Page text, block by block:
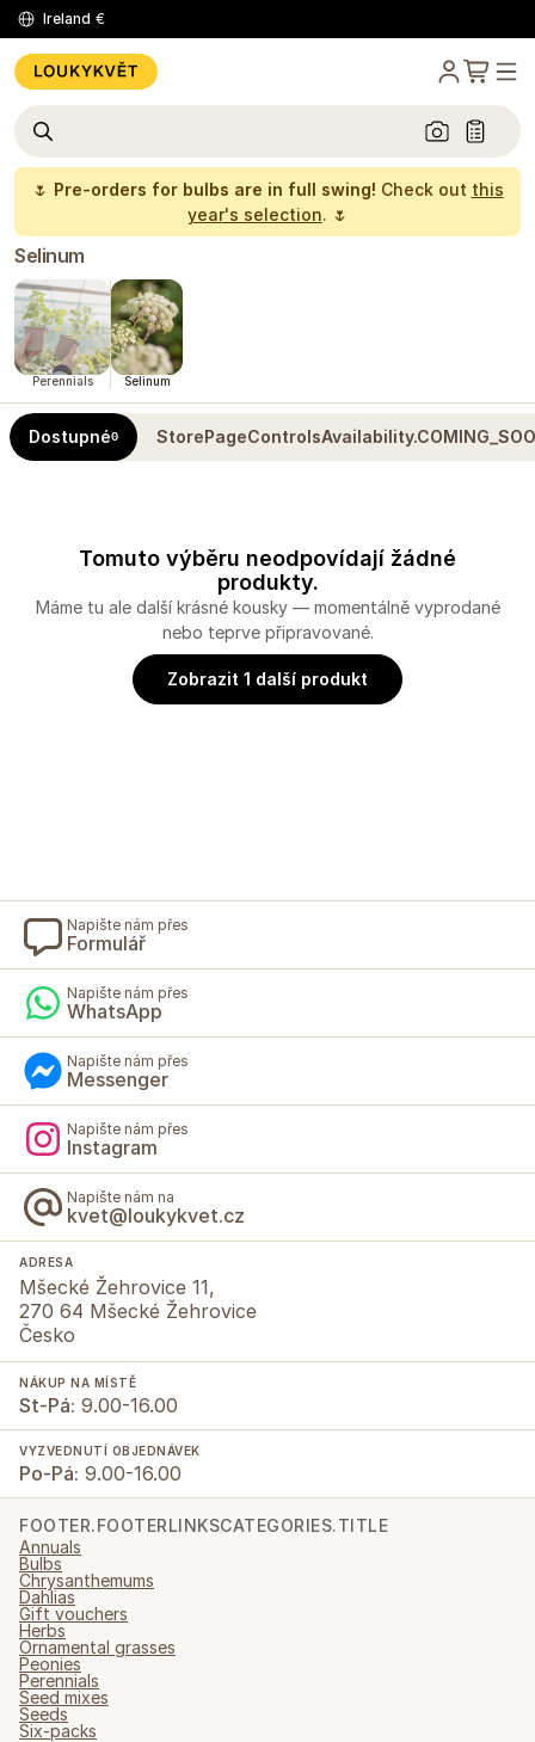
Ireland €
🌷 Pre-orders for bulbs are in full swing! Check out this
year's selection. 🌷
Selinum
Perennials Selinum
Dostupné0
Tomuto výběru neodpovídají žádné
produkty.
Máme tu ale další krásné kousky — momentálně vyprodané
nebo teprve připravované.
Zobrazit 1 další produkt
Napište nám přes
Formulář
Napište nám přes
WhatsApp
Napište nám přes
Messenger
Napište nám přes
Instagram
Napište nám na
kvet@loukykvet.cz
ADRESA
Mšecké Žehrovice 11,
270 64 Mšecké Žehrovice
Česko
NÁKUP NA MÍSTĚ
St-Pá: 9.00-16.00
VYZVEDNUTÍ OBJEDNÁVEK
Po-Pá: 9.00-16.00
FOOTER.FOOTERLINKSCATEGORIES.TITLE
Annuals
Bulbs
Chrysanthemums
Dahlias
Gift vouchers
Herbs
Ornamental grasses
Peonies
Perennials
Seed mixes
Seeds
Six-packs